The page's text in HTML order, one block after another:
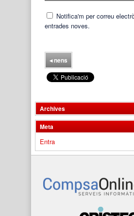
Notifica'm per correu
entrades noves.
◂nens
Archives
Meta
Entra